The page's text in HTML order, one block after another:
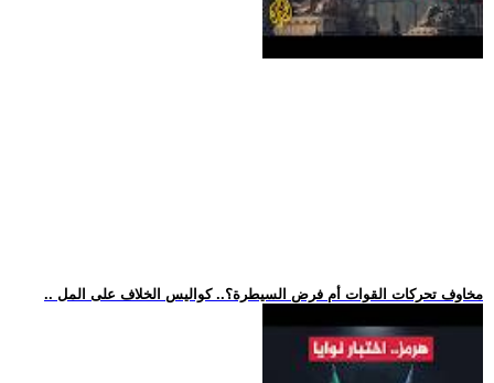
.. مخاوف تحركات القوات أم فرض السيطرة؟.. كواليس الخلاف على المل